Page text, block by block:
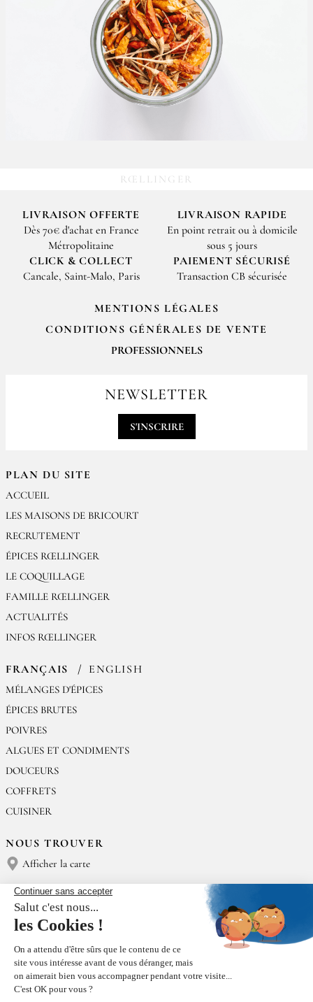
RŒLLINGER
LIVRAISON OFFERTE
Dès 70€ d'achat en France
Métropolitaine
LIVRAISON RAPIDE
En point retrait ou à domicile
sous 5 jours
CLICK & COLLECT
Cancale, Saint-Malo, Paris
PAIEMENT SÉCURISÉ
Transaction CB sécurisée
PLAN DU SITE
ACCUEIL
LES MAISONS DE BRICOURT
RECRUTEMENT
ÉPICES RŒLLINGER
LE COQUILLAGE
FAMILLE RŒLLINGER
ACTUALITÉS
INFOS RŒLLINGER
FRANÇAIS ENGLISH
MÉLANGES D'ÉPICES
ÉPICES BRUTES
POIVRES
ALGUES ET CONDIMENTS
DOUCEURS
COFFRETS
CUISINER
NOUS TROUVER
Afficher la carte
NOUS CONTACTER
Épices Rœllinger
Tél : (+33) 02 23 15 13 91
TRI DE NOS EMBALLAGES
MENTIONS LÉGALES
CONDITIONS GÉNÉRALES DE VENTE
PROFESSIONNELS
contact@epices-roellinger.comNEWSLETTER
S'INSCRIRE